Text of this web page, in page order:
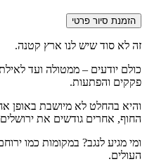
הזמנת סיור פרטי
זה לא סוד שיש לנו ארץ קטנה.
כולם יודעים – ממטולה ועד
פקקים והפתעות.
והיא בהחלט לא מיושבת באופן
החוף, אחרים גודשים את
ומי מגיע לנגב? במקומות כמו
העולים.